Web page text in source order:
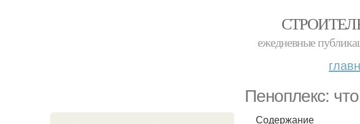
ежедневные
Пеноплекс:
Содержание